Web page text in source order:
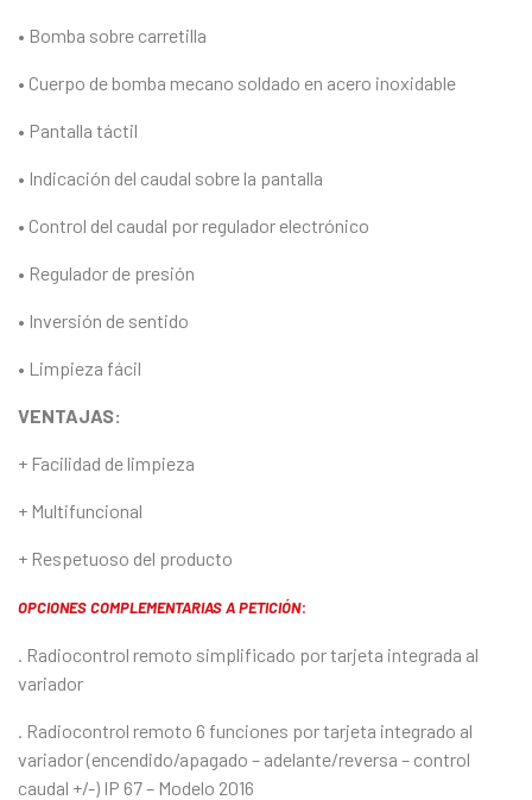
• Bomba sobre carretilla
• Cuerpo de bomba mecano soldado en acero inoxidable
• Pantalla táctil
• Indicación del caudal sobre la pantalla
• Control del caudal por regulador electrónico
• Regulador de presión
• Inversión de sentido
• Limpieza fácil
VENTAJAS:
+ Facilidad de limpieza
+ Multifuncional
+ Respetuoso del producto
OPCIONES COMPLEMENTARIAS A PETICIÓN:
. Radiocontrol remoto simplificado por tarjeta integrada al
variador
. Radiocontrol remoto 6 funciones por tarjeta integrado al
variador (encendido/apagado – adelante/reversa – control
caudal +/-) IP 67 – Modelo 2016